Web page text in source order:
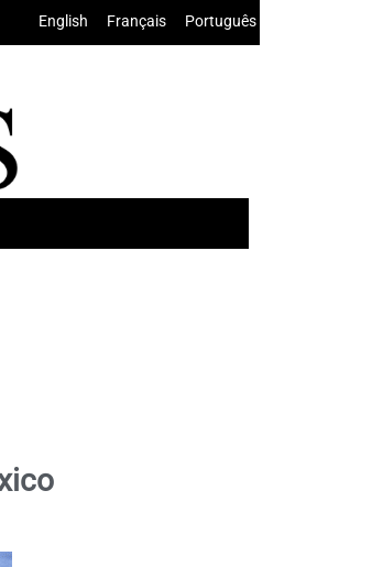
English Français Português